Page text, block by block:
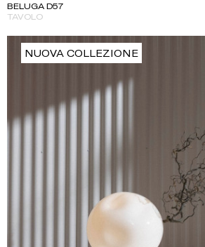
BELUGA D57
TAVOLO
NUOVA COLLEZIONE